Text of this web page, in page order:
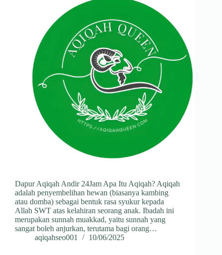
Dapur Aqiqah Andir 24Jam Apa Itu Aqiqah? Aqiqah
adalah penyembelihan hewan (biasanya kambing
atau domba) sebagai bentuk rasa syukur kepada
Allah SWT atas kelahiran seorang anak. Ibadah ini
merupakan sunnah muakkad, yaitu sunnah yang
sangat boleh anjurkan, terutama bagi orang…
aqiqahseo001
10/06/2025